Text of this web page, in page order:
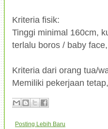
Kriteria fisik:
Tinggi minimal 160cm,
terlalu boros / baby
Kriteria dari orang tua/
Memiliki pekerjaan
Posting Lebih Baru